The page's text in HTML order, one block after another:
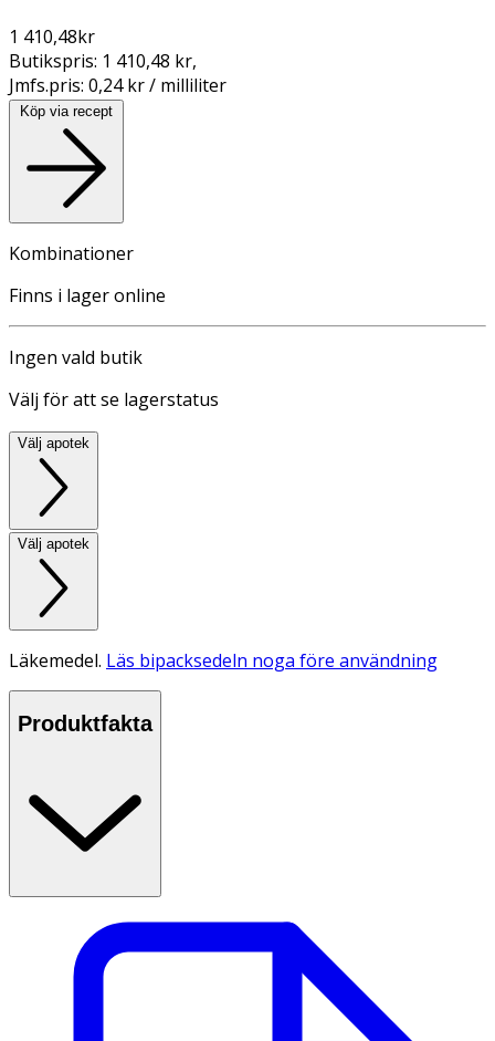
1 410,48kr
Butikspris: 1 410,48 kr,
Jmfs.pris: 0,24 kr / milliliter
Köp via recept
Kombinationer
Finns i lager online
Ingen vald butik
Välj för att se lagerstatus
Välj apotek
Välj apotek
Läkemedel. Läs bipacksedeln noga före användning
Produktfakta